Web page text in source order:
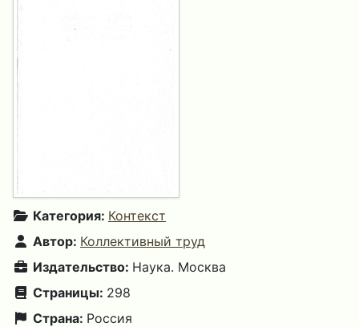
Категория: Контекст
Автор: Коллективный труд
Издательство: Наука. Москва
Страницы: 298
Страна: Россия